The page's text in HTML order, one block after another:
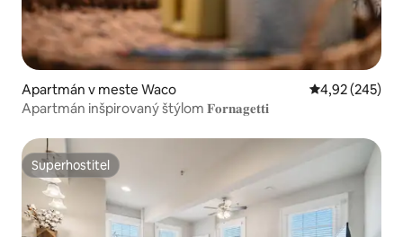
Apartmán v meste Waco Priemerné
4,92 (245)
Apartmán inšpirovaný štýlom 𝐅𝐨𝐫𝐧𝐚𝐠𝐞𝐭𝐭𝐢
Superhostiteľ
Superhostiteľ